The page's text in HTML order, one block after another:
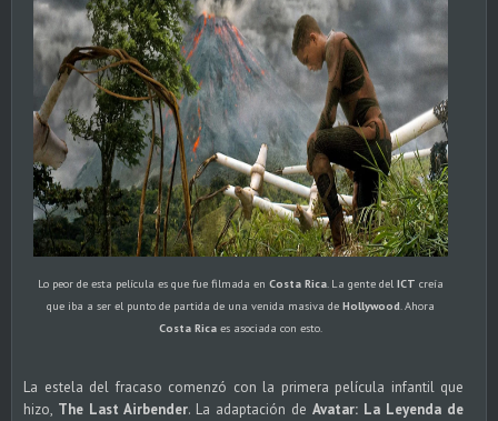
Lo peor de esta película es que fue filmada en Costa Rica. La gente del ICT creía
que iba a ser el punto de partida de una venida masiva de Hollywood. Ahora
Costa Rica es asociada con esto.
La estela del fracaso comenzó con la primera película infantil que
hizo, The Last Airbender. La adaptación de Avatar: La Leyenda de